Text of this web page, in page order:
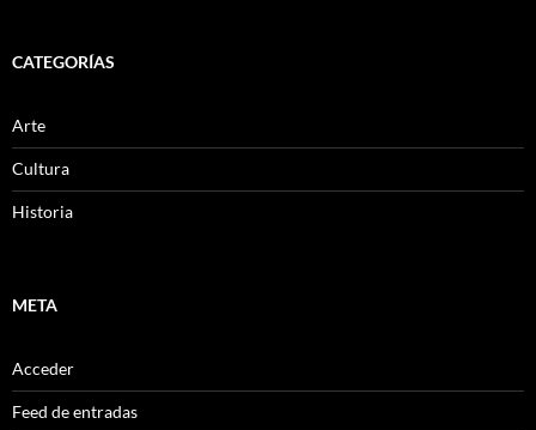
CATEGORÍAS
Arte
Cultura
Historia
META
Acceder
Feed de entradas